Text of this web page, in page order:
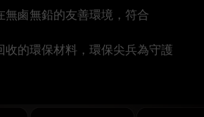
無鹵無鉛的友善環境，符合
收的環保材料，環保尖兵為守護